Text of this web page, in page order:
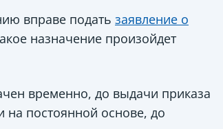
вправе подать заявление о
назначение произойдет
временно, до выдачи приказа
на постоянной основе, до